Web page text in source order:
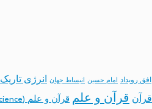
افق رویداد امام حسین انبساط جهان انرژی تاریک
قرآن قرآن و علم قرآن و علم (Quran and Science)